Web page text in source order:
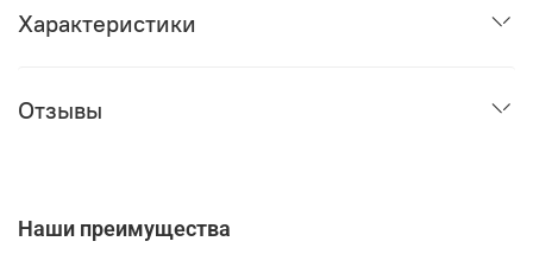
Характеристики
Отзывы
Наши преимущества